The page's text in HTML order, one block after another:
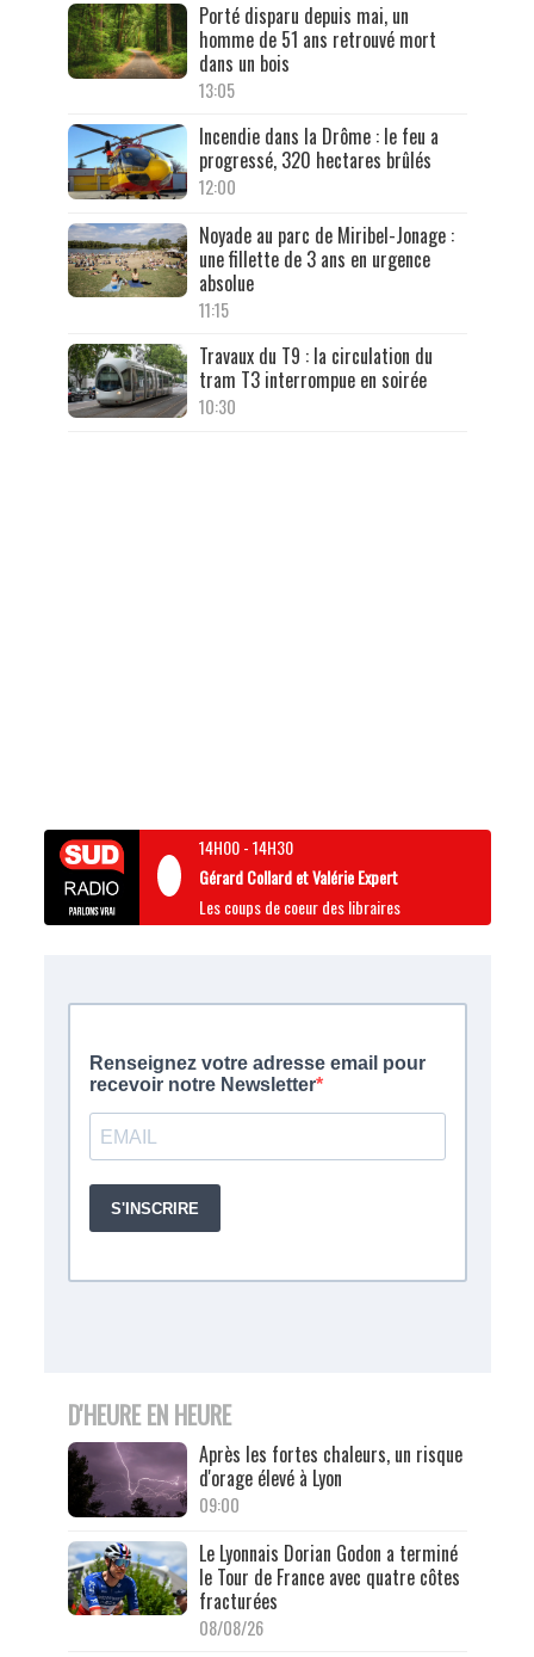
Porté disparu depuis mai, un
homme de 51 ans retrouvé mort
dans un bois
13:05
Incendie dans la Drôme : le feu a
progressé, 320 hectares brûlés
12:00
Noyade au parc de Miribel-Jonage :
une fillette de 3 ans en urgence
absolue
11:15
Travaux du T9 : la circulation du
tram T3 interrompue en soirée
10:30
14H00-14H30
Gérard Collard et Valérie Expert
Les coups de coeur des libraires
D'HEURE EN HEURE
Après les fortes chaleurs, un risque
d'orage élevé à Lyon
09:00
Le Lyonnais Dorian Godon a terminé
le Tour de France avec quatre côtes
fracturées
08/08/26